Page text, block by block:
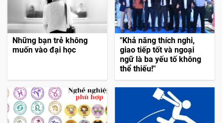
Những bạn trẻ không
muốn vào đại học
"Khả năng thích nghi,
giao tiếp tốt và ngoại
ngữ là ba yếu tố không
thể thiếu!"